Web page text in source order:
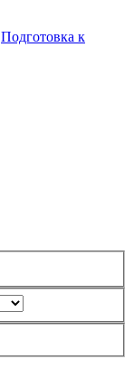
Подготовка к